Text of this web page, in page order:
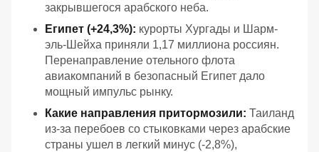
закрывшегося арабского неба.
Египет (+24,3%): курорты Хургады и Шарм-
эль-Шейха приняли 1,17 миллиона россиян.
Перенаправление отельного флота
авиакомпаний в безопасный Египет дало
мощный импульс рынку.
Какие направления притормозили: Таиланд
из-за перебоев со стыковками через арабские
страны ушел в легкий минус (-2,8%),